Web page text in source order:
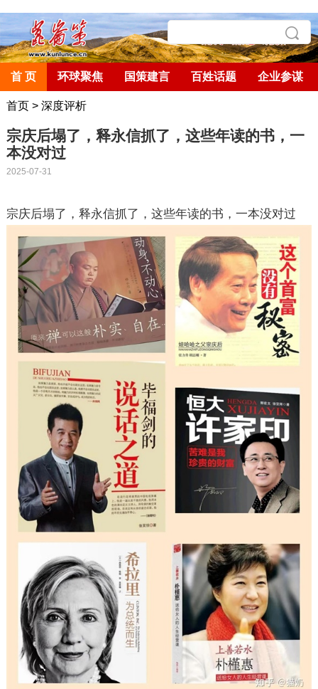
首 页 环球聚焦 国策建言 百姓话题 企业参谋
首页> 深度评析
宗庆后塌了，释永信抓了，这些年读的书，一
本没对过
2025-07-31
宗庆后塌了，释永信抓了，这些年读的书，一本没对过